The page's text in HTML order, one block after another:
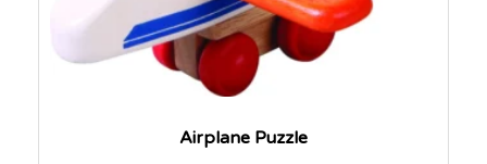
Airplane Puzzle